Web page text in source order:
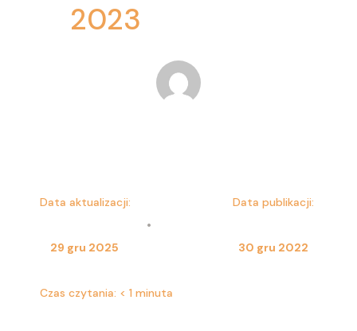
2023
Data aktualizacji:
29 gru 2025
•
Data publikacji:
30 gru 2022
Czas czytania: < 1 minuta